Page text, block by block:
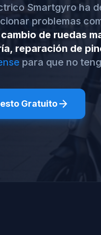
Smartgyro ha
problemas
de ruedas
reparación de
para que no
Gratuitoarrow_forward